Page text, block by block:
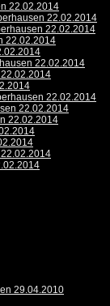
22.02.2014
22.02.2014
22.02.2014
22.02.2014
22.02.2014
22.02.2014
22.02.2014
22.02.2014
29.04.2010